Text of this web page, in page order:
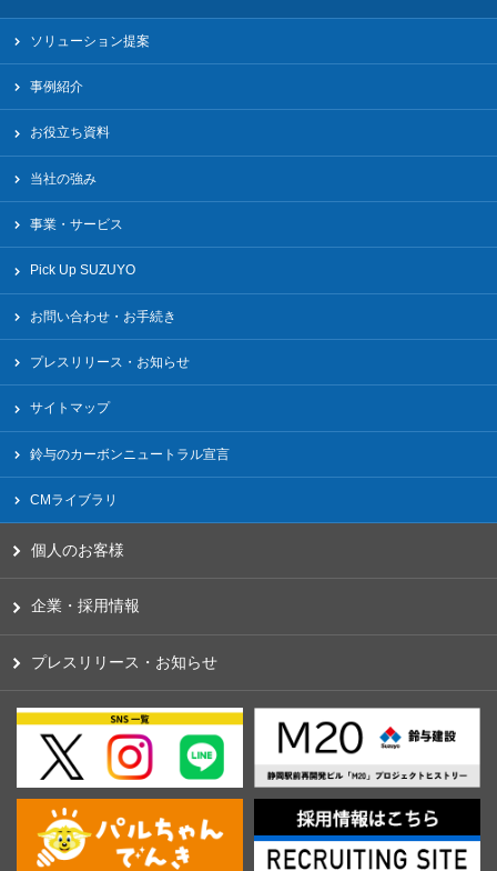
ソリューション提案
事例紹介
お役立ち資料
当社の強み
事業・サービス
Pick Up SUZUYO
お問い合わせ・お手続き
プレスリリース・お知らせ
サイトマップ
鈴与のカーボンニュートラル宣言
CMライブラリ
個人のお客様
企業・採用情報
プレスリリース・お知らせ